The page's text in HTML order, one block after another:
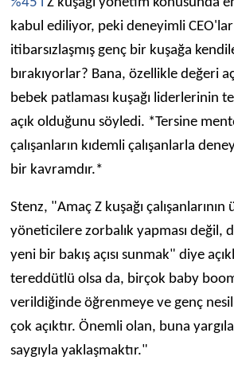
kabul ediliyor, peki deneyimli
itibarsızlaşmış genç bir kuşağa
bırakıyorlar? Bana, özellikle değeri
bebek patlaması kuşağı liderlerinin
açık olduğunu söyledi. *Tersine
çalışanların kıdemli çalışanlarla
bir kavramdır.*
Stenz, "Amaç Z kuşağı çalışanlarının
yöneticilere zorbalık yapması değil,
yeni bir bakış açısı sunmak" diye
tereddütlü olsa da, birçok baby
verildiğinde öğrenmeye ve genç
çok açıktır. Önemli olan, buna
saygıyla yaklaşmaktır."